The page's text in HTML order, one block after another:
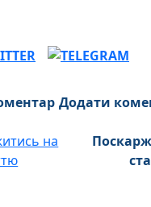
Додати